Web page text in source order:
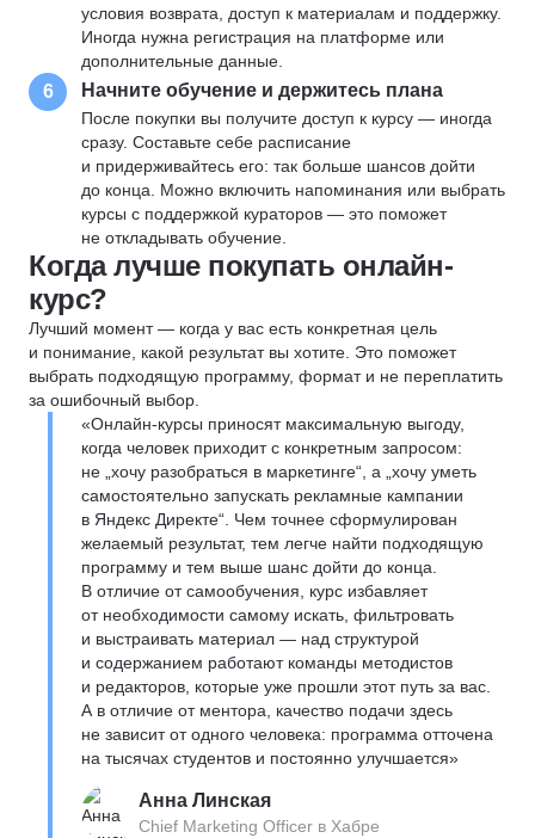
условия возврата, доступ к материалам и поддержку.
Иногда нужна регистрация на платформе или
дополнительные данные.
6 Начните обучение и держитесь плана
После покупки вы получите доступ к курсу — иногда
сразу. Составьте себе расписание
и придерживайтесь его: так больше шансов дойти
до конца. Можно включить напоминания или выбрать
курсы с поддержкой кураторов — это поможет
не откладывать обучение.
Когда лучше покупать онлайн-
курс?
Лучший момент — когда у вас есть конкретная цель
и понимание, какой результат вы хотите. Это поможет
выбрать подходящую программу, формат и не переплатить
за ошибочный выбор.
«Онлайн-курсы приносят максимальную выгоду,
когда человек приходит с конкретным запросом:
не „хочу разобраться в маркетинге“, а „хочу уметь
самостоятельно запускать рекламные кампании
в Яндекс Директе“. Чем точнее сформулирован
желаемый результат, тем легче найти подходящую
программу и тем выше шанс дойти до конца.
В отличие от самообучения, курс избавляет
от необходимости самому искать, фильтровать
и выстраивать материал — над структурой
и содержанием работают команды методистов
и редакторов, которые уже прошли этот путь за вас.
А в отличие от ментора, качество подачи здесь
не зависит от одного человека: программа отточена
на тысячах студентов и постоянно улучшается»
Анна Линская
Chief Marketing Officer в Хабре